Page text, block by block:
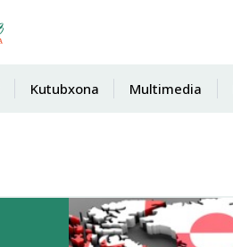
Kutubxona Multimedia